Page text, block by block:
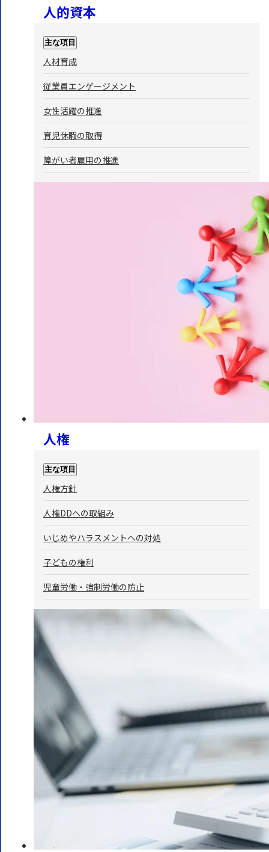
人的資本
主な項目
人材育成
従業員エンゲージメント
女性活躍の推進
育児休暇の取得
障がい者雇用の推進
人権
主な項目
人権方針
人権DDへの取組み
いじめやハラスメントへの対処
子どもの権利
児童労働・強制労働の防止